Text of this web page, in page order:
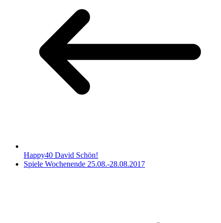
Happy40 David Schön!
Spiele Wochenende 25.08.-28.08.2017